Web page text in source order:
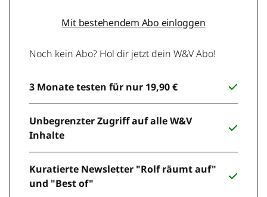
Mit bestehendem Abo einloggen
Noch kein Abo? Hol dir jetzt dein W&V Abo!
3 Monate testen für nur 19,90 €
Unbegrenzter Zugriff auf alle W&V
Inhalte
Kuratierte Newsletter "Rolf räumt auf"
und "Best of"